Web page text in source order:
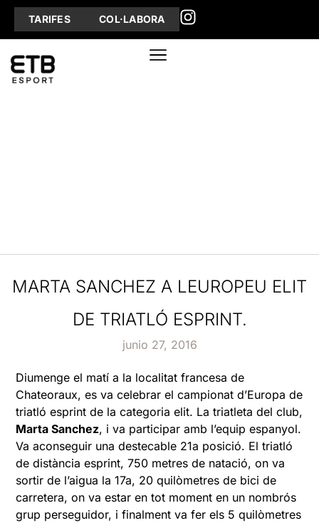
TARIFES COL·LABORA
MARTA SANCHEZ A LEUROPEU ELIT
DE TRIATLÓ ESPRINT.
junio 27, 2016
Diumenge el matí a la localitat francesa de
Chateoraux, es va celebrar el campionat d’Europa de
triatló esprint de la categoria elit. La triatleta del club,
Marta Sanchez, i va participar amb l’equip espanyol.
Va aconseguir una destecable 21a posició. El triatló
de distància esprint, 750 metres de natació, on va
sortir de l’aigua la 17a, 20 quilòmetres de bici de
carretera, on va estar en tot moment en un nombrós
grup perseguidor, i finalment va fer els 5 quilòmetres